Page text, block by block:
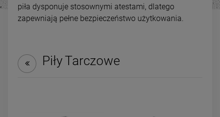
Kombinowana szlifierka
regularna:7 999,00 zł
cena:
Odciąg do trocin wyciąg
piła dysponuje stosownymi atestami, dlatego
zapewniają pełne bezpieczeństwo użytkowania.
Piły Tarczowe